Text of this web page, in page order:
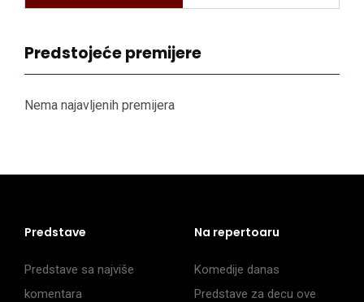
Predstojeće premijere
Nema najavljenih premijera
Predstave
Predstave sa najviše
komentara
Na repertoaru
Komedije danas
Predstave za decu ove